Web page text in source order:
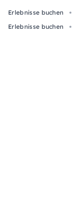
Erlebnisse buchen
Erlebnisse buchen